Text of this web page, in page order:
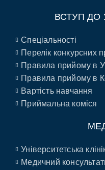
ВСТУП ДО
Спеціальності
Перелік конкурсних
Правила прийому в
Правила прийому в
Вартість навчання
Приймальна коміся
Університетська
Медичний